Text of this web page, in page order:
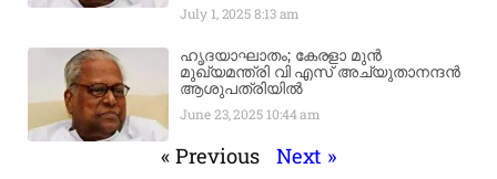
July 1, 20258:13 am
ഹൃദയാഘാതം; കേരളാ മുൻ
മുഖ്യമന്ത്രി വി എസ് അച്യുതാനന്ദൻ
ആശുപത്രിയിൽ
June 23, 2025 10:44 am
« Previous Next »